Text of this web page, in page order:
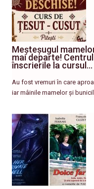
Meșteșugul
mai departe!
înscrierile la cursul…
Au fost vremuri în care
iar mâinile mamelor și